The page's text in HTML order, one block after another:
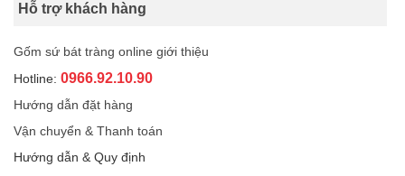
Hỗ trợ khách hàng
Gốm sứ bát tràng online giới thiệu
Hotline: 0966.92.10.90
Hướng dẫn đặt hàng
Vận chuyển & Thanh toán
Hướng dẫn & Quy định